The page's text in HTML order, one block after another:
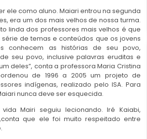
ele como aluno. Maiari entrou na segunda
era um dos mais velhos de nossa turma.
linda dos professores mais velhos é que
de temas e conteúdos que os jovens
conhecem as histórias de seu povo,
seu povo, inclusive palavras eruditas e
deles”, conta a professora Maria Cristina
de 1996 a 2005 um projeto de
indígenas, realizado pelo ISA. Para
nunca deve ser esquecida.
Mairi seguiu lecionando. Iré Kaiabi,
que ele foi muito respeitado entre